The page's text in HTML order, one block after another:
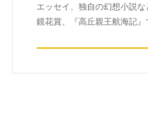
エッセイ、独自の幻想小説
鏡花賞、『高丘親王航海記』